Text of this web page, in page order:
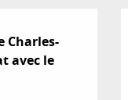
Charles-
avec le